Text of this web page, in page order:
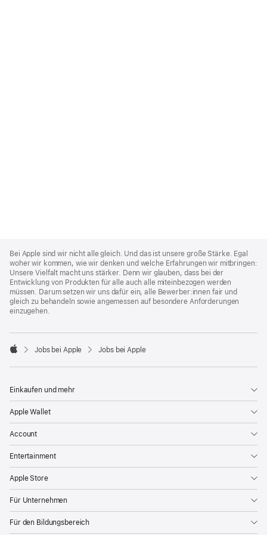
Footer
Bei Apple sind wir nicht alle gleich. Und das ist unsere große Stärke. Egal
woher wir kommen, wie wir denken und welche Erfahrungen wir mitbringen:
Unsere Vielfalt macht uns stärker. Denn wir glauben, dass bei der
Entwicklung von Produkten für alle auch alle miteinbezogen werden
müssen. Darum setzen wir uns dafür ein, alle Bewerber:innen fair und
gleich zu behandeln sowie angemessen auf besondere Anforderungen
einzugehen.

Jobs bei Apple Jobs bei Apple
Einkaufen und mehr
Apple Wallet
Account
Entertainment
Apple Store
Für Unternehmen
Für den Bildungsbereich